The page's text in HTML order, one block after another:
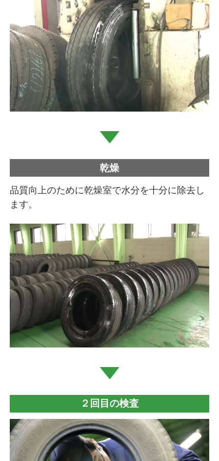
乾燥
品質向上のために乾燥室で水分を十分に除去し
ます。
２回目の検査